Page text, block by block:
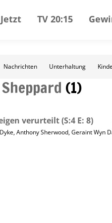
TV 20:15
Nachrichten Unterhaltung
(1)
verurteilt(S:4 E: 8)
,Anthony Sherwood,Geraint Wyn